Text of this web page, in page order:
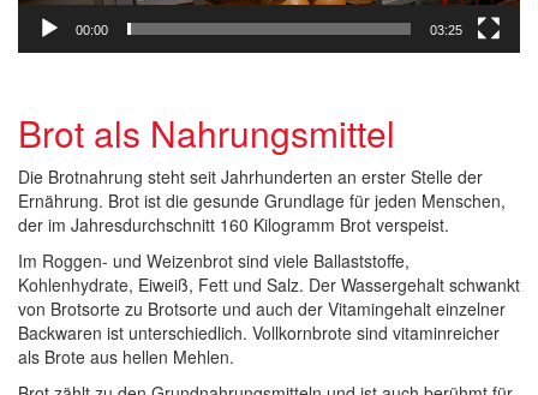
00:00 03:25
Brot als Nahrungsmittel
Die Brotnahrung steht seit Jahrhunderten an erster Stelle der
Ernährung. Brot ist die gesunde Grundlage für jeden Menschen,
der im Jahresdurchschnitt 160 Kilogramm Brot verspeist.
Im Roggen- und Weizenbrot sind viele Ballaststoffe,
Kohlenhydrate, Eiweiß, Fett und Salz. Der Wassergehalt schwankt
von Brotsorte zu Brotsorte und auch der Vitamingehalt einzelner
Backwaren ist unterschiedlich. Vollkornbrote sind vitaminreicher
als Brote aus hellen Mehlen.